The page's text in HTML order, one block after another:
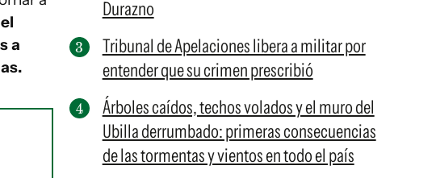
a
Durazno
Tribunal de Apelaciones libera a militar por
entender que su crimen prescribió
Árboles caídos, techos volados y el muro del
Ubilla derrumbado: primeras consecuencias
de las tormentas y vientos en todo el país